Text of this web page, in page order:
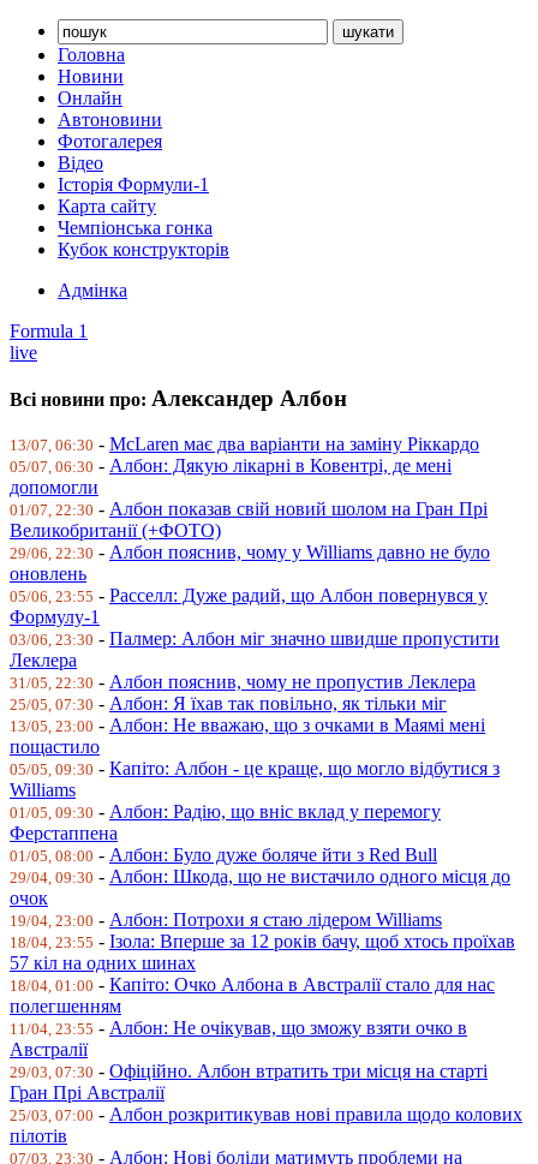
Головна
Новини
Онлайн
Автоновини
Фотогалерея
Відео
Історія Формули-1
Карта сайту
Чемпіонська гонка
Кубок конструкторів
Адмінка
Formula 1
live
Всі новини про: Александер Албон
13/07, 06:30 - McLaren має два варіанти на заміну Ріккардо
05/07, 06:30 - Албон: Дякую лікарні в Ковентрі, де мені
допомогли
01/07, 22:30 - Албон показав свій новий шолом на Гран Прі
Великобританії (+ФОТО)
29/06, 22:30 - Албон пояснив, чому у Williams давно не було
оновлень
05/06, 23:55 - Расселл: Дуже радий, що Албон повернувся у
Формулу-1
03/06, 23:30 - Палмер: Албон міг значно швидше пропустити
Леклера
31/05, 22:30 - Албон пояснив, чому не пропустив Леклера
25/05, 07:30 - Албон: Я їхав так повільно, як тільки міг
13/05, 23:00 - Албон: Не вважаю, що з очками в Маямі мені
пощастило
05/05, 09:30 - Капіто: Албон - це краще, що могло відбутися з
Williams
01/05, 09:30 - Албон: Радію, що вніс вклад у перемогу
Ферстаппена
01/05, 08:00 - Албон: Було дуже боляче йти з Red Bull
29/04, 09:30 - Албон: Шкода, що не вистачило одного місця до
очок
19/04, 23:00 - Албон: Потрохи я стаю лідером Williams
18/04, 23:55 - Ізола: Вперше за 12 років бачу, щоб хтось проїхав
57 кіл на одних шинах
18/04, 01:00 - Капіто: Очко Албона в Австралії стало для нас
полегшенням
11/04, 23:55 - Албон: Не очікував, що зможу взяти очко в
Австралії
29/03, 07:30 - Офіційно. Албон втратить три місця на старті
Гран Прі Австралії
25/03, 07:00 - Албон розкритикував нові правила щодо колових
пілотів
07/03, 23:30 - Албон: Нові боліди матимуть проблеми на